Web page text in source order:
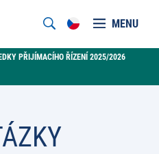
MENU
PŘIJÍMACÍHO ŘÍZENÍ 2025/2026